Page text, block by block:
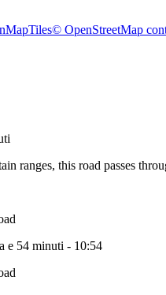
© OpenStreetMap
ranges, this road passes
e 54 minuti - 10:54